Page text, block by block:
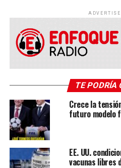
también un comunicado,
ocurrido para descubrir si es
sus trabajadores. “Estamos
acusaciones publicadas en
antiguos miembros del equipo
de la duquesa de Sussex”,
Buckingham en un comunicado.
“Según lo acordado con
Humanos, vamos a investigar
en el artículo”, añadió la Casa
denuncia realizada por tres ex
“El personal que trabajaba con
TE PODRÍA
Crece la
futuro modelo
EE. UU.
vacunas libres